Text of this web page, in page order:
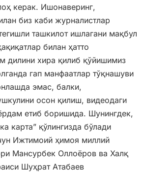
керак. Ишонаверинг,
биз каби журналистлар
ташкилот ишлагани мақбул
билан ҳатто
дилини хира қилиб қўйишимиз
гап манфаатлар тўқнашуви
эмас, балки,
осон қилиш, видеодаги
етиб боришида. Шунингдек,
карта” қўлингизда бўлади
Ижтимоий ҳимоя миллий
Мансурбек Оллоёров ва Халқ
Шуҳрат Атабаев